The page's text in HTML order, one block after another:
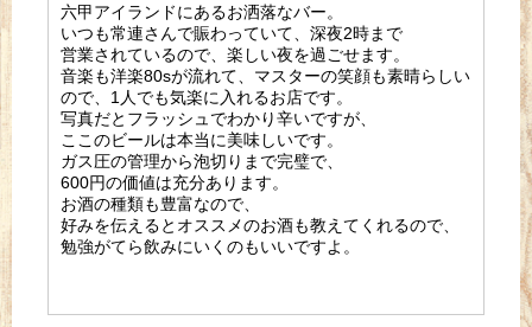
六甲アイランドにあるお洒落なバー。
いつも常連さんで賑わっていて、深夜2時まで
営業されているので、楽しい夜を過ごせます。
音楽も洋楽80sが流れて、マスターの笑顔も素晴らしい
ので、1人でも気楽に入れるお店です。
写真だとフラッシュでわかり辛いですが、
ここのビールは本当に美味しいです。
ガス圧の管理から泡切りまで完璧で、
600円の価値は充分あります。
お酒の種類も豊富なので、
好みを伝えるとオススメのお酒も教えてくれるので、
勉強がてら飲みにいくのもいいですよ。